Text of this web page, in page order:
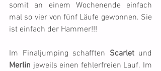
somit an einem Wochenende einfach
mal so vier von fünf Läufe gewonnen. Sie
ist einfach der Hammer!!!
Im Finaljumping schafften Scarlet
Merlin jeweils einen fehlerfreien Lauf. Im